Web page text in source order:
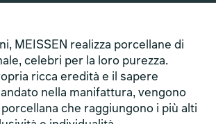
MEISSEN realizza porcellane di
celebri per la loro purezza.
ricca eredità e il sapere
nella manifattura, vengono
che raggiungono i più alti